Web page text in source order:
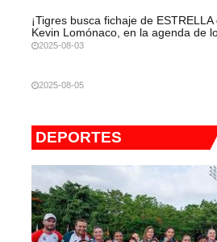
¡Tigres busca fichaje de
Kevin Lomónaco, en la agenda de
2025-08-03
2025-08-05
DEPORTES